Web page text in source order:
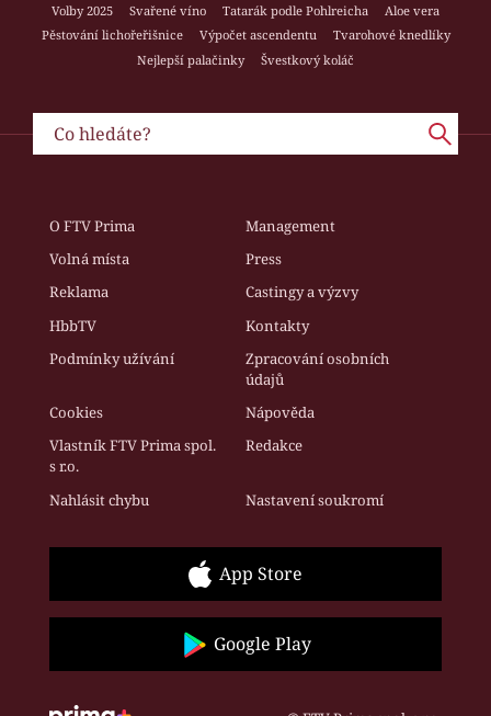
Volby 2025
Svařené víno Tatarák podle Pohlreicha
Aloe vera
Pěstování lichořeřišnice
Výpočet ascendentu
Tvarohové knedlíky
Nejlepší palačinky
Švestkový koláč
O FTV Prima
Management
Volná místa
Press
Reklama
Castingy a výzvy
HbbTV
Kontakty
Podmínky užívání
Zpracování osobních
údajů
Cookies
Nápověda
Vlastník FTV Prima spol.
s r.o.
Redakce
Nahlásit chybu Nastavení soukromí
App Store
Google Play